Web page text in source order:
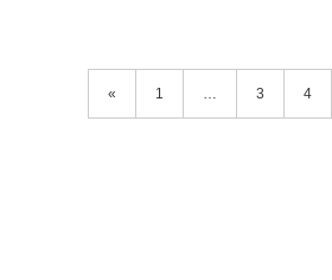
« 1 … 3 4